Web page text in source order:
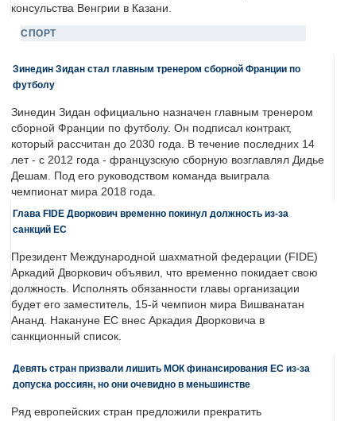
консульства Венгрии в Казани.
СПОРТ
Зинедин Зидан стал главным тренером сборной Франции по
футболу
Зинедин Зидан официально назначен главным тренером
сборной Франции по футболу. Он подписал контракт,
который рассчитан до 2030 года. В течение последних 14
лет - с 2012 года - французскую сборную возглавлял Дидье
Дешам. Под его руководством команда выиграла
чемпионат мира 2018 года.
Глава FIDE Дворкович временно покинул должность из-за
санкций ЕС
Президент Международной шахматной федерации (FIDE)
Аркадий Дворкович объявил, что временно покидает свою
должность. Исполнять обязанности главы организации
будет его заместитель, 15-й чемпион мира Вишванатан
Ананд. Накануне ЕС внес Аркадия Дворковича в
санкционный список.
Девять стран призвали лишить МОК финансирования ЕС из-за
допуска россиян, но они очевидно в меньшинстве
Ряд европейских стран предложили прекратить